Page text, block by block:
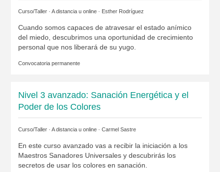
Curso/Taller · A distancia u online · Esther Rodríguez
Cuando somos capaces de atravesar el estado anímico
del miedo, descubrimos una oportunidad de crecimiento
personal que nos liberará de su yugo.
Convocatoria permanente
Nivel 3 avanzado: Sanación Energética y el
Poder de los Colores
Curso/Taller · A distancia u online · Carmel Sastre
En este curso avanzado vas a recibir la iniciación a los
Maestros Sanadores Universales y descubrirás los
secretos de usar los colores en sanación.